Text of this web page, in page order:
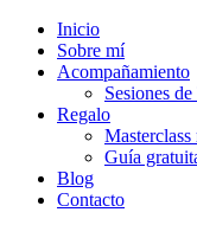
Inicio
Sobre mí
Acompañamiento
Sesiones
Regalo
Masterclass
Guía
Blog
Contacto